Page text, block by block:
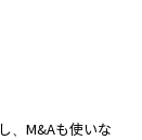
、M&Aも使いな